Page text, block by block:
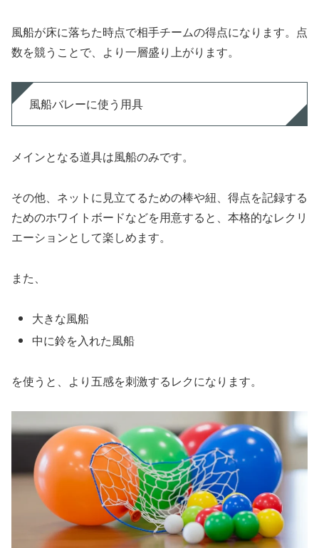
風船が床に落ちた時点で相手チームの得点になります。点
数を競うことで、より一層盛り上がります。
風船バレーに使う用具
メインとなる道具は風船のみです。
その他、ネットに見立てるための棒や紐、得点を記録する
ためのホワイトボードなどを用意すると、本格的なレクリ
エーションとして楽しめます。
また、
大きな風船
中に鈴を入れた風船
を使うと、より五感を刺激するレクになります。